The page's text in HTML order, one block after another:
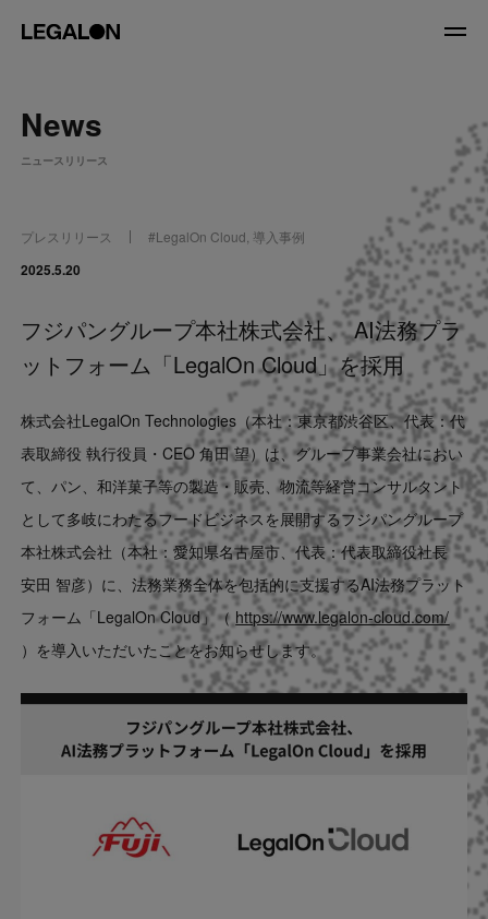
About
Service
News
LegalOn Now
Contact
US website
News
ニュースリリース
プレスリリース #LegalOn Cloud 導入事例
2025.5.20
フジパングループ本社株式会社、 AI法務プラ
ットフォーム「LegalOn Cloud」を採用
株式会社LegalOn Technologies（本社：東京都渋谷区、代表：代
表取締役 執行役員・CEO 角田 望）は、グループ事業会社におい
て、パン、和洋菓子等の製造・販売、物流等経営コンサルタント
として多岐にわたるフードビジネスを展開するフジパングループ
本社株式会社 （本社：愛知県名古屋市、代表：代表取締役社長
安田 智彦）に、法務業務全体を包括的に支援するAI法務プラット
フォーム「LegalOn Cloud」（ https://www.legalon-cloud.com/
）を導入いただいたことをお知らせします。